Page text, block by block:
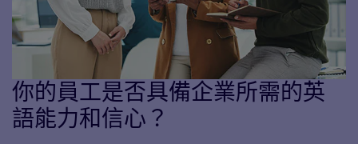
你的員工是否具備企業所需的英
語能力和信心？